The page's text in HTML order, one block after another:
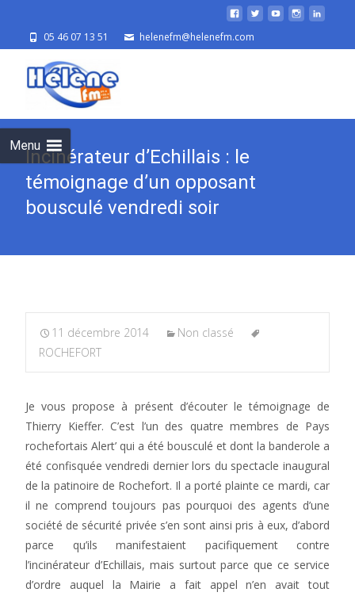
05 46 07 13 51 helenefm@helenefm.com
Menu
Incinérateur d’Echillais : le
témoignage d’un opposant
bousculé vendredi soir
11 décembre 2014
Non classé
ROCHEFORT
Je vous propose à présent d’écouter le témoignage de
Thierry Kieffer. C’est l’un des quatre membres de Pays
rochefortais Alert’ qui a été bousculé et dont la banderole a
été confisquée vendredi dernier lors du spectacle inaugural
de la patinoire de Rochefort. Il a porté plainte ce mardi, car
il ne comprend toujours pas pourquoi des agents d’une
société de sécurité privée s’en sont ainsi pris à eux, d’abord
parce qu’ils manifestaient pacifiquement contre
l’incinérateur d’Echillais, mais surtout parce que ce service
d’ordre auquel la Mairie a fait appel n’en avait tout